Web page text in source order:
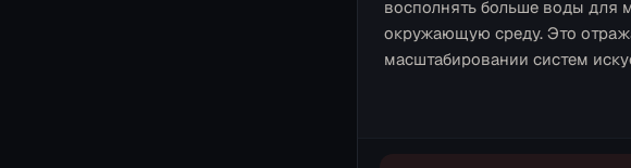
восполнять больше воды для
окружающую среду. Это
масштабировании систем